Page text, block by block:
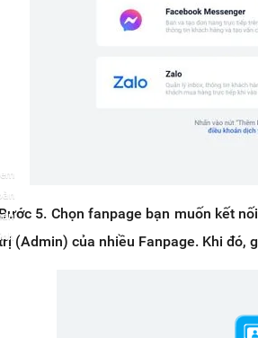
Bước 5. Chọn fanpage bạn muốn kết
(Admin) của nhiều Fanpage. Khi đó,
Xem
màn